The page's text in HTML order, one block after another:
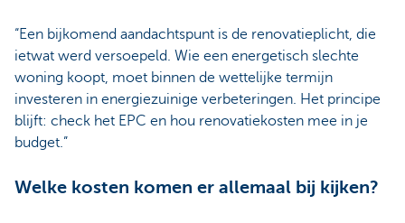
“Een bijkomend aandachtspunt is de renovatieplicht, die
ietwat werd versoepeld. Wie een energetisch slechte
woning koopt, moet binnen de wettelijke termijn
investeren in energiezuinige verbeteringen. Het principe
blijft: check het EPC en hou renovatiekosten mee in je
budget.”
Welke kosten komen er allemaal bij kijken?